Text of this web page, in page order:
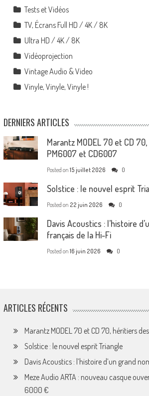
Tests et Vidéos
TV, Écrans Full HD / 4K / 8K
Ultra HD / 4K / 8K
Vidéoprojection
Vintage Audio & Video
Vinyle, Vinyle, Vinyle !
DERNIERS ARTICLES
Marantz MODEL 70 et CD
PM6007 et CD6007
Posted on 15 juillet 2026 0
Solstice : le nouvel esprit
Posted on 22 juin 2026 0
Davis Acoustics : l’histoire
français de la Hi-Fi
Posted on 16 juin 2026 0
ARTICLES RÉCENTS
Marantz MODEL 70 et CD 70, héritiers
Solstice : le nouvel esprit Triangle
Davis Acoustics : l’histoire d’un grand
Meze Audio ARTA : nouveau casque
6000 €